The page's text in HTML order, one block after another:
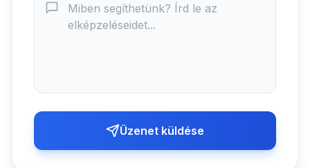
Üzenet küldése